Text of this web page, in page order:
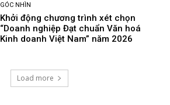
GÓC NHÌN
Khởi động chương trình xét chọn
“Doanh nghiệp Đạt chuẩn Văn hoá
Kinh doanh Việt Nam” năm 2026
Load more